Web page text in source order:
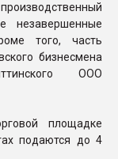
незавершенные
того, часть
бизнесмена
ООО
площадке
подаются до 4